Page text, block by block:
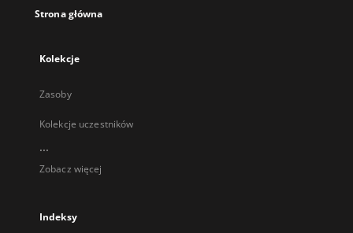
Strona główna
Kolekcje
Zasoby
Kolekcje uczestników
...
Zobacz więcej
Indeksy